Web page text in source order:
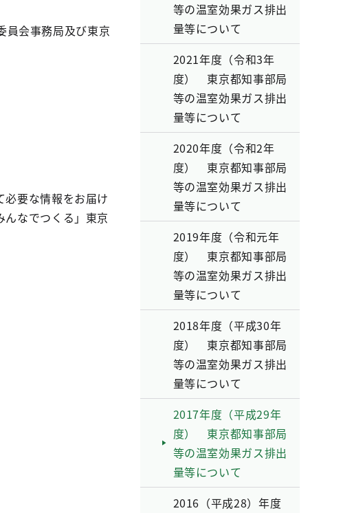
会事務局及び東京
要な情報をお届け
なでつくる」東京
等の温室効果ガス排出
量等について
2021年度（令和3年
度） 東京都知事部局
等の温室効果ガス排出
量等について
2020年度（令和2年
度） 東京都知事部局
等の温室効果ガス排出
量等について
2019年度（令和元年
度） 東京都知事部局
等の温室効果ガス排出
量等について
2018年度（平成30年
度） 東京都知事部局
等の温室効果ガス排出
量等について
2017年度（平成29年
度） 東京都知事部局
等の温室効果ガス排出
量等について
2016（平成28）年度